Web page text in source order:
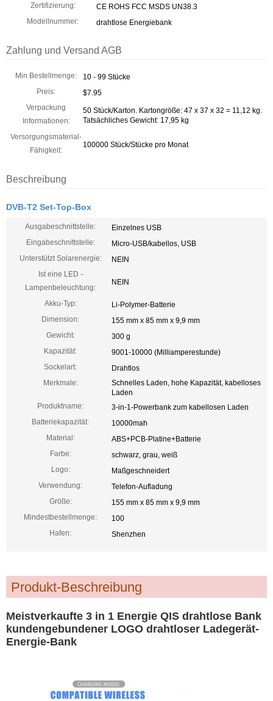
Zertifizierung:
CE ROHS FCC MSDS UN38.3
Modellnummer:
drahtlose Energiebank
Zahlung und Versand AGB
Min Bestellmenge:
10 - 99 Stücke
Preis:
$7.95
Verpackung
Informationen:
50 Stück/Karton. Kartongröße: 47 x 37 x 32 = 11,12 kg.
Tatsächliches Gewicht: 17,95 kg
Versorgungsmaterial-
Fähigkeit:
100000 Stück/Stücke pro Monat
Beschreibung
DVB-T2 Set-Top-Box
Ausgabeschnittstelle:
Einzelnes USB
Eingabeschnittstelle:
Micro-USB/kabellos, USB
Unterstützt Solarenergie:
NEIN
Ist eine LED -
Lampenbeleuchtung:
NEIN
Akku-Typ:
Li-Polymer-Batterie
Dimension:
155 mm x 85 mm x 9,9 mm
Gewicht:
300 g
Kapazität:
9001-10000 (Milliamperestunde)
Sockelart:
Drahtlos
Merkmale:
Schnelles Laden, hohe Kapazität, kabelloses
Laden
Produktname:
3-in-1-Powerbank zum kabellosen Laden
Batteriekapazität:
10000mah
Material:
ABS+PCB-Platine+Batterie
Farbe:
schwarz, grau, weiß
Logo:
Maßgeschneidert
Verwendung:
Telefon-Aufladung
Größe:
155 mm x 85 mm x 9,9 mm
Mindestbestellmenge:
100
Hafen:
Shenzhen
Produkt-Beschreibung
Meistverkaufte 3 in 1 Energie QIS drahtlose Bank
kundengebundener LOGO drahtloser Ladegerät-
Energie-Bank